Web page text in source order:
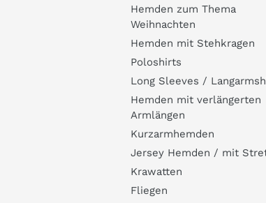
Hemden zum Thema
Weihnachten
Hemden mit Stehkragen
Poloshirts
Long Sleeves /
Hemden mit verlängerten
Armlängen
Kurzarmhemden
Jersey Hemden / mit
Krawatten
Fliegen